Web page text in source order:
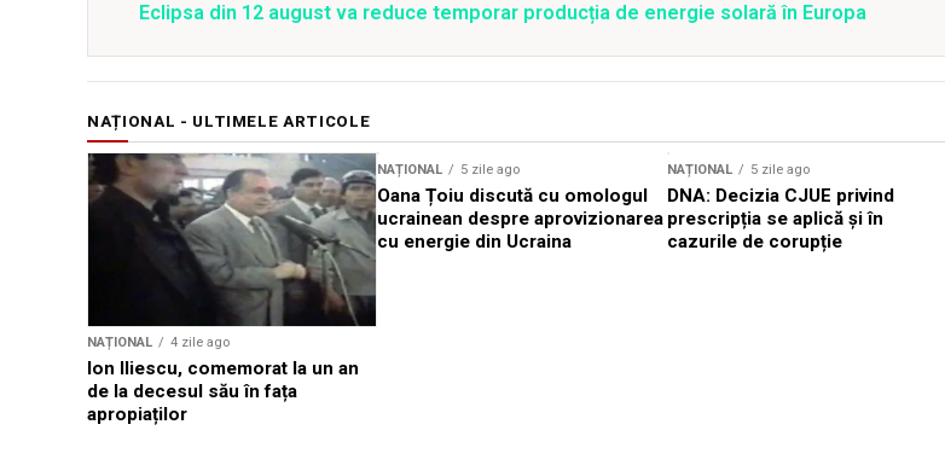
Eclipsa din 12 august va reduce temporar producția de energie solară în Europa
NAȚIONAL - ULTIMELE ARTICOLE
NAȚIONAL 4 zile ago
Ion Iliescu, comemorat la un an
de la decesul său în fața
apropiaților
NAȚIONAL 5 zile ago
Oana Țoiu discută cu omologul
ucrainean despre aprovizionarea
cu energie din Ucraina
NAȚIONAL 5 zile ago
DNA: Decizia CJUE privind
prescripția se aplică și în
cazurile de corupție